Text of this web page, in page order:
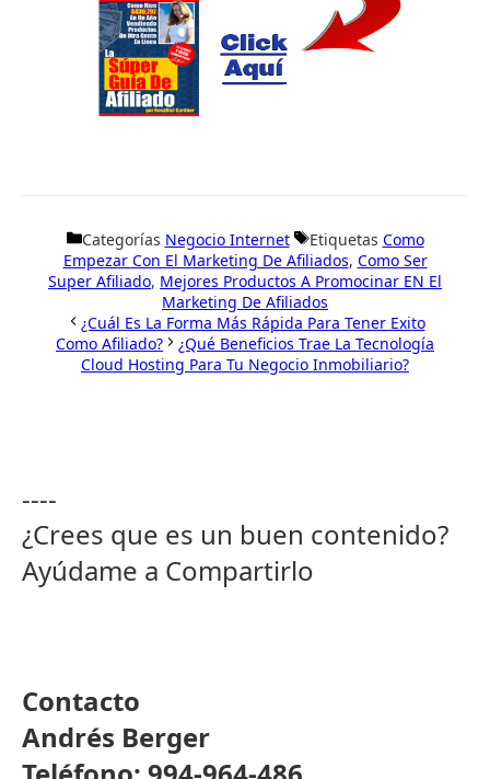
Categorías Negocio Internet Etiquetas Como
Empezar Con El Marketing De Afiliados, Como Ser
Super Afiliado, Mejores Productos A Promocinar EN El
Marketing De Afiliados
¿Cuál Es La Forma Más Rápida Para Tener Exito
Como Afiliado?
¿Qué Beneficios Trae La Tecnología
Cloud Hosting Para Tu Negocio Inmobiliario?
----
¿Crees que es un buen contenido?
Ayúdame a Compartirlo
Contacto
Andrés Berger